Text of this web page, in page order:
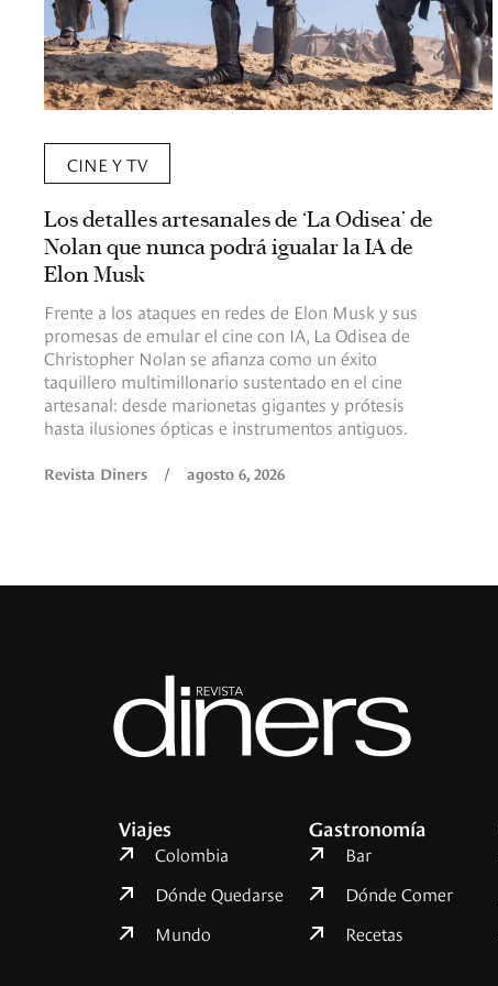
CINE Y TV
Los detalles artesanales de ‘La Odisea’ de
Nolan que nunca podrá igualar la IA de
Elon Musk
Frente a los ataques en redes de Elon Musk y sus
promesas de emular el cine con IA, La Odisea de
Christopher Nolan se afianza como un éxito
taquillero multimillonario sustentado en el cine
artesanal: desde marionetas gigantes y prótesis
hasta ilusiones ópticas e instrumentos antiguos.
Revista Diners / agosto 6, 2026
Viajes
Colombia
Dónde Quedarse
Mundo
Gastronomía
Bar
Dónde Comer
Recetas